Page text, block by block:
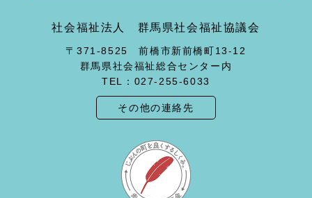
社会福祉法人 群馬県社会福祉協議会
〒371-8525 前橋市新前橋町13-12
群馬県社会福祉総合センター内
TEL：027-255-6033
その他の連絡先